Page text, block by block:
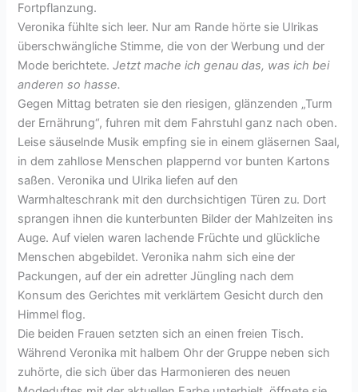
Fortpflanzung.
Veronika fühlte sich leer. Nur am Rande hörte sie Ulrikas
überschwängliche Stimme, die von der Werbung und der
Mode berichtete.Jetzt mache ich genau das, was ich bei
anderen so hasse.
Gegen Mittag betraten sie den riesigen, glänzenden „Turm
der Ernährung“, fuhren mit dem Fahrstuhl ganz nach oben.
Leise säuselnde Musik empfing sie in einem gläsernen Saal,
in dem zahllose Menschen plappernd vor bunten Kartons
saßen. Veronika und Ulrika liefen auf den
Warmhalteschrank mit den durchsichtigen Türen zu. Dort
sprangen ihnen die kunterbunten Bilder der Mahlzeiten ins
Auge. Auf vielen waren lachende Früchte und glückliche
Menschen abgebildet. Veronika nahm sich eine der
Packungen, auf der ein adretter Jüngling nach dem
Konsum des Gerichtes mit verklärtem Gesicht durch den
Himmel flog.
Die beiden Frauen setzten sich an einen freien Tisch.
Während Veronika mit halbem Ohr der Gruppe neben sich
zuhörte, die sich über das Harmonieren des neuen